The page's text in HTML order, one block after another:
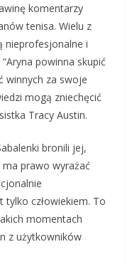
komentarzy
tenisa. Wielu z
nieprofesjonalne i
powinna skupić
winnych za swoje
mogą zniechęcić
Tracy Austin.
bronili jej,
prawo wyrażać
tylko człowiekiem. To
momentach
z użytkowników